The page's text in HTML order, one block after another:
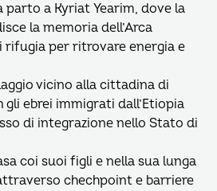
parto a Kyriat Yearim, dove la
la memoria dell’Arca
rifugia per ritrovare energia e
vicino alla cittadina di
ebrei immigrati dall’Etiopia
di integrazione nello Stato di
coi suoi figli e nella sua lunga
chechpoint e barriere